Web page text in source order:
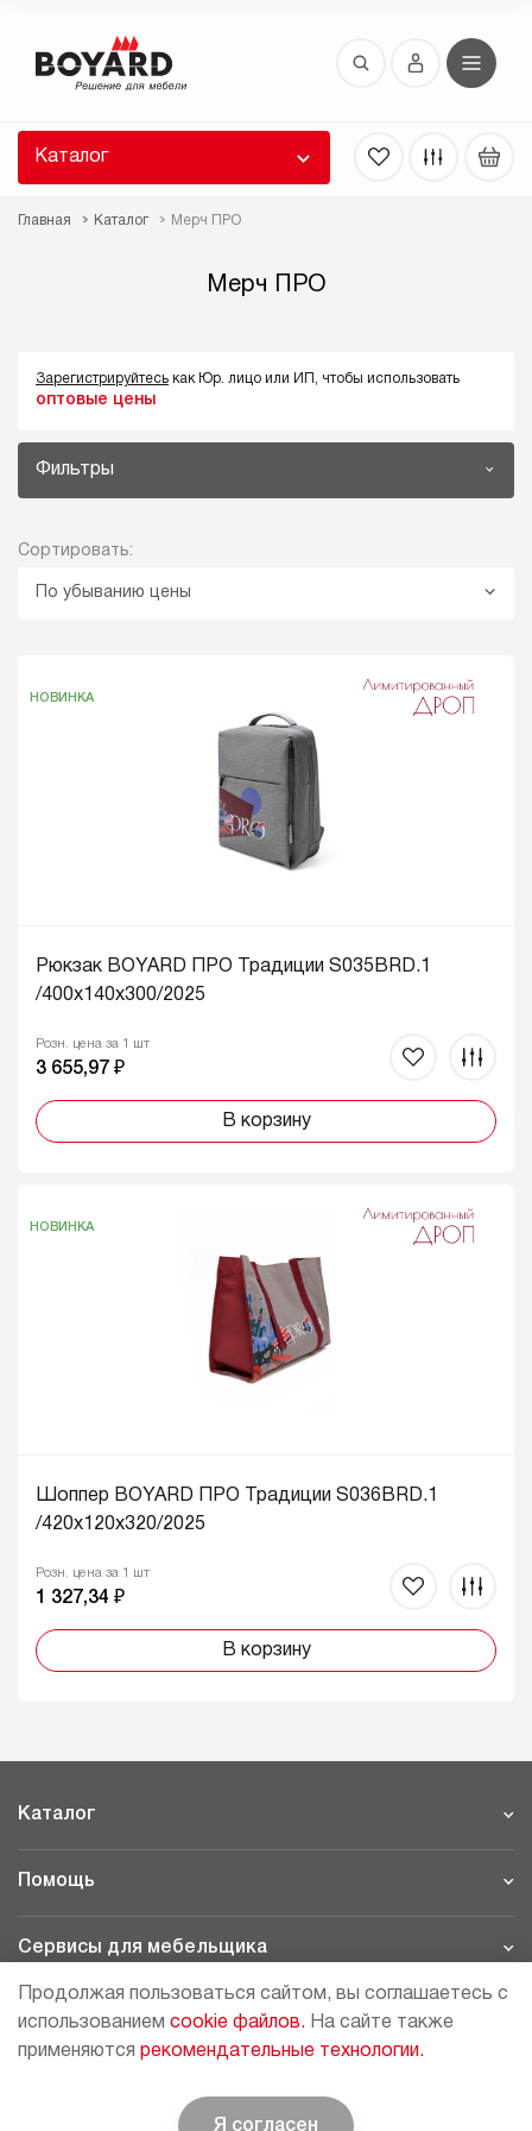
Каталог
Главная Каталог Мерч ПРО
Мерч ПРО
Зарегистрируйтесь как Юр. лицо или ИП, чтобы использовать
оптовые цены
Фильтры
Сортировать:
По убыванию цены
НОВИНКА
Рюкзак BOYARD ПРО Традиции S035BRD.1
/400x140x300/2025
Розн. цена за 1 шт
3 655,97 ₽
В корзину
НОВИНКА
Шоппер BOYARD ПРО Традиции S036BRD.1
/420x120x320/2025
Розн. цена за 1 шт
1 327,34 ₽
В корзину
Каталог
Помощь
Сервисы для мебельщика
МОСКВА - ШОУРУМ/СКЛАД
Восстановление пароля
высланы вам по E-Mail.
ссылку для восстановления
Продолжая пользоваться сайтом, вы соглашаетесь с
использованием cookie файлов. На сайте также
применяются рекомендательные технологии.
Я согласен